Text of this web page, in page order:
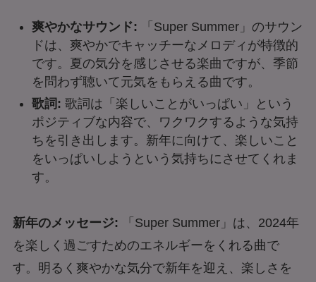
爽やかなサウンド: 「Super Summer」のサウン
ドは、爽やかでキャッチーなメロディが特徴的
です。夏の気分を感じさせる楽曲ですが、季節
を問わず聴いて元気をもらえる曲です。
歌詞: 歌詞は「楽しいことがいっぱい」という
ポジティブな内容で、ワクワクするような気持
ちを引き出します。新年に向けて、楽しいこと
をいっぱいしようという気持ちにさせてくれま
す。
新年のメッセージ: 「Super Summer」は、2024年
を楽しく過ごすためのエネルギーをくれる曲で
す。明るく爽やかな気分で新年を迎え、楽しさを